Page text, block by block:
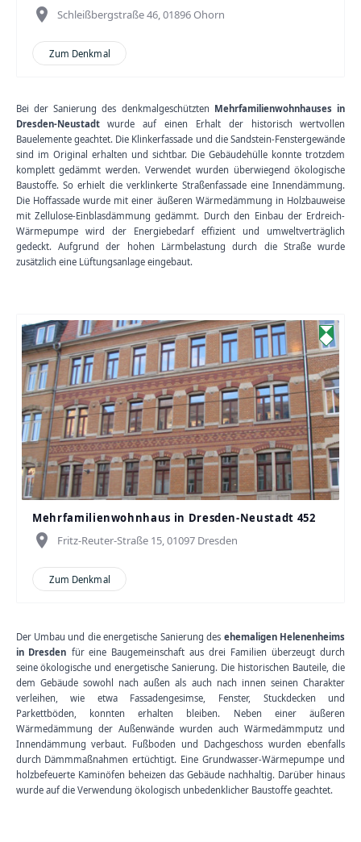
place Schleißbergstraße 46, 01896 Ohorn
Zum Denkmal
Bei der Sanierung des denkmalgeschützten Mehrfamilienwohnhauses in
Dresden-Neustadtwurde auf einen Erhalt der historisch wertvollen
Bauelemente geachtet. Die Klinkerfassade und die Sandstein-Fenstergewände
sind im Original erhalten und sichtbar. Die Gebäudehülle konnte trotzdem
komplett gedämmt werden. Verwendet wurden überwiegend ökologische
Baustoffe. So erhielt die verklinkerte Straßenfassade eine Innendämmung.
Die Hoffassade wurde mit einer äußeren Wärmedämmung in Holzbauweise
mit Zellulose-Einblasdämmung gedämmt. Durch den Einbau der Erdreich-
Wärmepumpe wird der Energiebedarf effizient und umweltverträglich
gedeckt. Aufgrund der hohen Lärmbelastung durch die Straße wurde
zusätzlich eine Lüftungsanlage eingebaut.
Mehrfamilienwohnhaus in Dresden-Neustadt 452
place Fritz-Reuter-Straße 15, 01097 Dresden
Zum Denkmal
Der Umbau und die energetische Sanierung des ehemaligen Helenenheims
in Dresden für eine Baugemeinschaft aus drei Familien überzeugt durch
seine ökologische und energetische Sanierung. Die historischen Bauteile, die
dem Gebäude sowohl nach außen als auch nach innen seinen Charakter
verleihen, wie etwa Fassadengesimse, Fenster, Stuckdecken und
Parkettböden, konnten erhalten bleiben. Neben einer äußeren
Wärmedämmung der Außenwände wurden auch Wärmedämmputz und
Innendämmung verbaut. Fußboden und Dachgeschoss wurden ebenfalls
durch Dämmmaßnahmen ertüchtigt. Eine Grundwasser-Wärmepumpe und
holzbefeuerte Kaminöfen beheizen das Gebäude nachhaltig. Darüber hinaus
wurde auf die Verwendung ökologisch unbedenklicher Baustoffe geachtet.